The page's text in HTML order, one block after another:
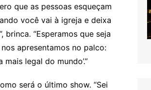
que as pessoas esqueçam
você vai à igreja e deixa
“Esperamos que seja
apresentamos no palco:
legal do mundo’.”
será o último show. “Sei